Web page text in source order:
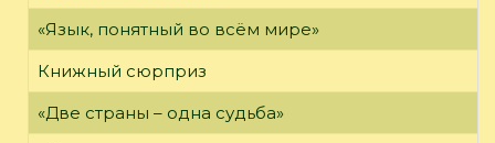
«Язык, понятный во всём мире»
Книжный сюрприз
«Две страны – одна судьба»